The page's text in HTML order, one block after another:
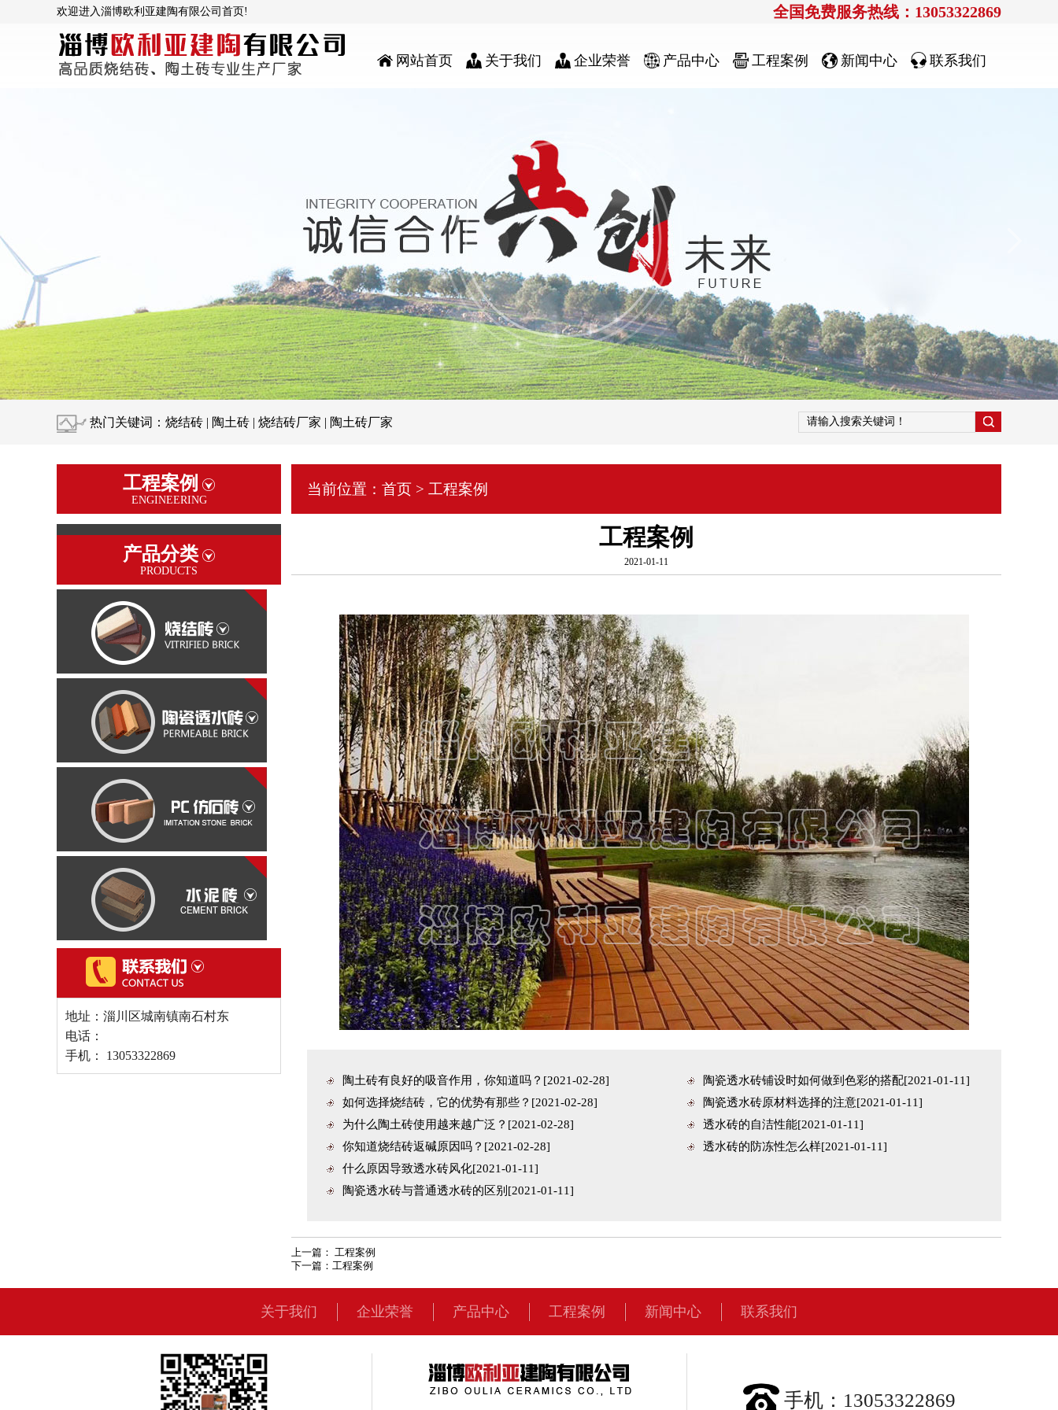
欢迎进入淄博欧利亚建陶有限公司首页! 全国免费服务热线：13053322869
网站首页 关于我们 企业荣誉 产品中心 工程案例 新闻中心 联系我们
热门关键词：烧结砖 | 陶土砖 | 烧结砖厂家 | 陶土砖厂家
工程案例
ENGINEERING
产品分类
PRODUCTS
地址：淄川区城南镇南石村东
电话：
手机： 13053322869
当前位置： 首页 > 工程案例
工程案例
2021-01-11
陶土砖有良好的吸音作用，你知道吗？[2021-02-28]
如何选择烧结砖，它的优势有那些？[2021-02-28]
为什么陶土砖使用越来越广泛？[2021-02-28]
你知道烧结砖返碱原因吗？[2021-02-28]
什么原因导致透水砖风化[2021-01-11]
陶瓷透水砖与普通透水砖的区别[2021-01-11]
陶瓷透水砖铺设时如何做到色彩的搭配[2021-01-11]
陶瓷透水砖原材料选择的注意[2021-01-11]
透水砖的自洁性能[2021-01-11]
透水砖的防冻性怎么样[2021-01-11]
上一篇： 工程案例
下一篇： 工程案例
关于我们 企业荣誉 产品中心 工程案例 新闻中心 联系我们
手机：13053322869